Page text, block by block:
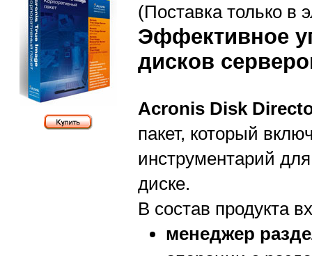
(Поставка только в
Эффективное
дисков
Acronis Disk
пакет, который
инструментарий
диске.
В состав продукта
менеджер